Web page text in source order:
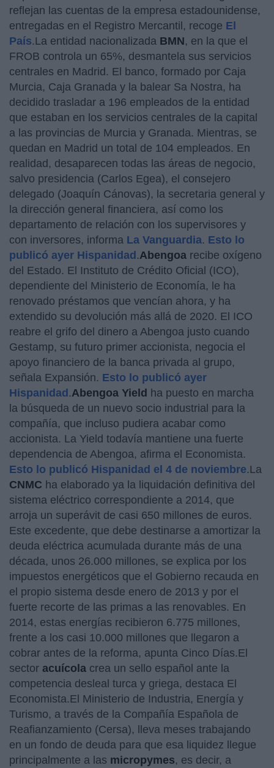
reflejan las cuentas de la empresa estadounidense,
entregadas en el Registro Mercantil, recoge El
País.La entidad nacionalizada BMN, en la que el
FROB controla un 65%, desmantela sus servicios
centrales en Madrid. El banco, formado por Caja
Murcia, Caja Granada y la balear Sa Nostra, ha
decidido trasladar a 196 empleados de la entidad
que estaban en los servicios centrales de la capital
a las provincias de Murcia y Granada. Mientras, se
quedan en Madrid un total de 104 empleados. En
realidad, desaparecen todas las áreas de negocio,
salvo presidencia (Carlos Egea), el consejero
delegado (Joaquín Cánovas), la secretaria general y
la dirección general financiera, así como los
departamento de relación con los supervisores y
con inversores, informa La Vanguardia. Esto lo
publicó ayer Hispanidad.Abengoa recibe oxígeno
del Estado. El Instituto de Crédito Oficial (ICO),
dependiente del Ministerio de Economía, le ha
renovado préstamos que vencían ahora, y ha
extendido su devolución más allá de 2020. El ICO
reabre el grifo del dinero a Abengoa justo cuando
Gestamp, su futuro primer accionista, negocia el
apoyo financiero de la banca privada al grupo,
señala Expansión. Esto lo publicó ayer
Hispanidad.Abengoa Yield ha puesto en marcha
la búsqueda de un nuevo socio industrial para la
compañía, que incluso pudiera acabar como
accionista. La Yield todavía mantiene una fuerte
dependencia de Abengoa, afirma el Economista.
Esto lo publicó Hispanidad el 4 de noviembre.La
CNMC ha elaborado ya la liquidación definitiva del
sistema eléctrico correspondiente a 2014, que
arroja un superávit de casi 650 millones de euros.
Este excedente, que debe destinarse a amortizar la
deuda eléctrica acumulada durante más de una
década, unos 26.000 millones, se explica por los
impuestos energéticos que el Gobierno recauda en
el propio sistema desde enero de 2013 y por el
fuerte recorte de las primas a las renovables. En
2014, estas energías recibieron 6.775 millones,
frente a los casi 10.000 millones que llegaron a
cobrar antes de la reforma, apunta Cinco Días.El
sector acuícola crea un sello español ante la
competencia desleal turca y griega, destaca El
Economista.El Ministerio de Industria, Energía y
Turismo, a través de la Compañía Española de
Reafianzamiento (Cersa), lleva meses trabajando
en un fondo de deuda para que esa liquidez llegue
principalmente a las micropymes, es decir, a